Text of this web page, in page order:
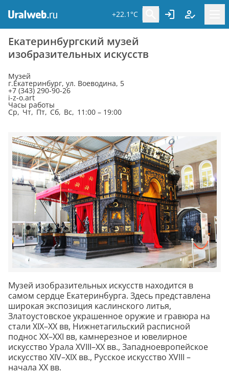
+22.1°C
Екатеринбургский музей
изобразительных искусств
Музей
г.Екатеринбург, ул. Воеводина, 5
+7 (343) 290-90-26
i-z-o.art
Часы работы
Ср, Чт, Пт, Сб, Вс, 11:00 – 19:00
Музей изобразительных искусств находится в
самом сердце Екатеринбурга. Здесь представлена
широкая экспозиция каслинского литья,
Златоустовское украшенное оружие и гравюра на
стали XIX–XX вв, Нижнетагильский расписной
поднос XX–XXI вв, камнерезное и ювелирное
искусство Урала XVIII–XX вв., Западноевропейское
искусство XIV–XIX вв., Русское искусство XVIII –
начала XX вв.